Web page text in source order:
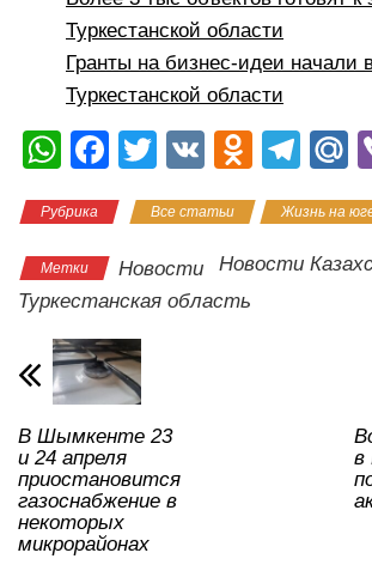
Туркестанской области
Гранты на бизнес-идеи начали
Туркестанской области
W
at
s
A
p
p
F
c
e
b
o
o
k
T
tt
er
V
O
n
o
T
e
gr u
Рубрика Все статьи Жизнь на
Метки Новости
Новости
Туркестанская область
В Шымкенте 23
и 24 апреля
приостановится
газоснабжение в
некоторых
микрорайонах
в